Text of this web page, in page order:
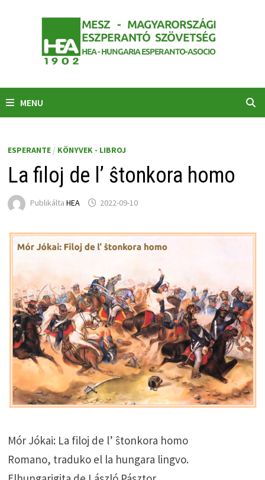
MENU
ESPERANTE/ KÖNYVEK - LIBROJ
La filoj de l’ ŝtonkora homo
Publikálta HEA 2022-09-10
Mór Jókai: La filoj de l’ ŝtonkora homo
Romano, traduko el la hungara lingvo.